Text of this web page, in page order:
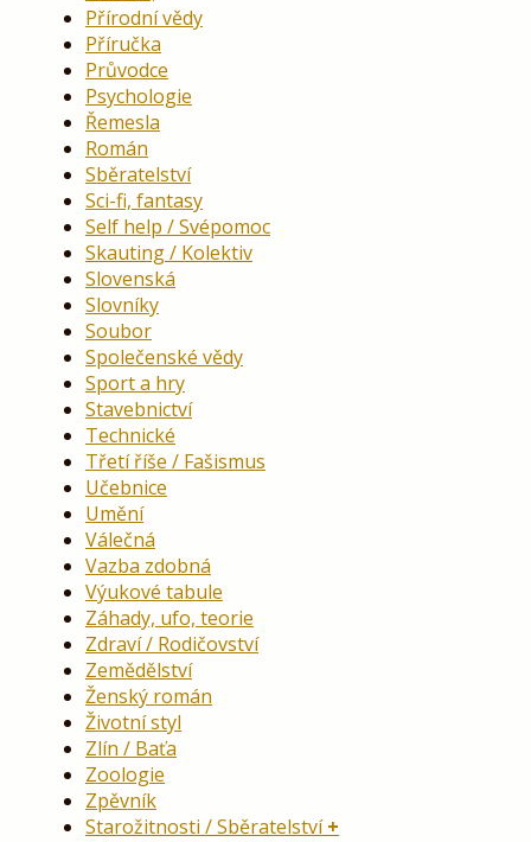
Přírodní vědy
Příručka
Průvodce
Psychologie
Řemesla
Román
Sběratelství
Sci-fi, fantasy
Self help / Svépomoc
Skauting / Kolektiv
Slovenská
Slovníky
Soubor
Společenské vědy
Sport a hry
Stavebnictví
Technické
Třetí říše / Fašismus
Učebnice
Umění
Válečná
Vazba zdobná
Výukové tabule
Záhady, ufo, teorie
Zdraví / Rodičovství
Zemědělství
Ženský román
Životní styl
Zlín / Baťa
Zoologie
Zpěvník
Starožitnosti / Sběratelství